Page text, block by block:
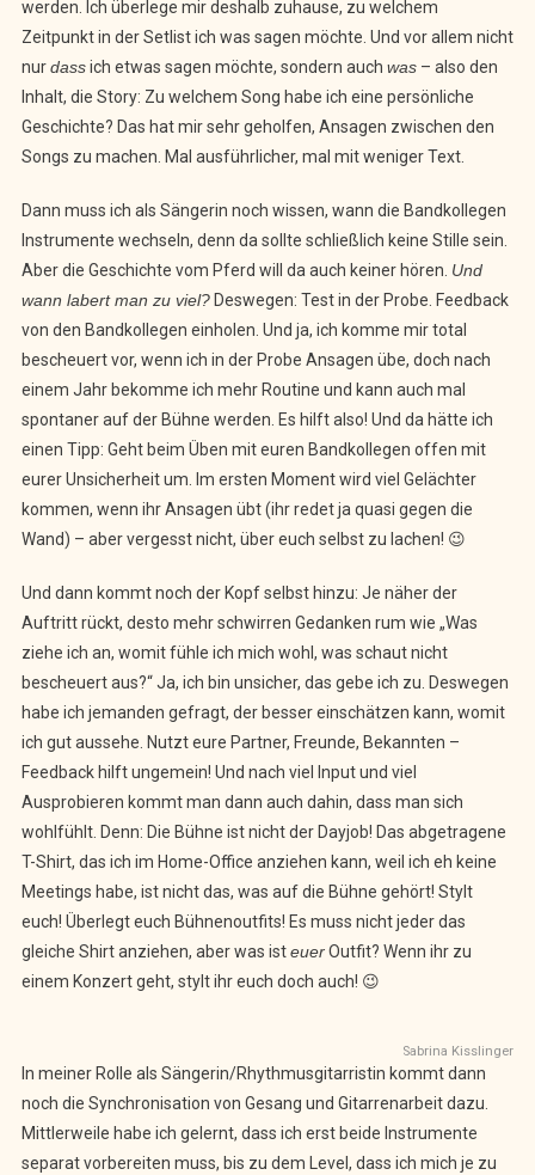
werden. Ich überlege mir deshalb zuhause, zu welchem
Zeitpunkt in der Setlist ich was sagen möchte. Und vor allem nicht
nurdassich etwas sagen möchte, sondern auch was– also den
Inhalt, die Story: Zu welchem Song habe ich eine persönliche
Geschichte? Das hat mir sehr geholfen, Ansagen zwischen den
Songs zu machen. Mal ausführlicher, mal mit weniger Text.
Dann muss ich als Sängerin noch wissen, wann die Bandkollegen
Instrumente wechseln, denn da sollte schließlich keine Stille sein.
Aber die Geschichte vom Pferd will da auch keiner hören. Und
wann labert man zu viel?Deswegen: Test in der Probe. Feedback
von den Bandkollegen einholen. Und ja, ich komme mir total
bescheuert vor, wenn ich in der Probe Ansagen übe, doch nach
einem Jahr bekomme ich mehr Routine und kann auch mal
spontaner auf der Bühne werden. Es hilft also! Und da hätte ich
einen Tipp: Geht beim Üben mit euren Bandkollegen offen mit
eurer Unsicherheit um. Im ersten Moment wird viel Gelächter
kommen, wenn ihr Ansagen übt (ihr redet ja quasi gegen die
Wand) – aber vergesst nicht, über euch selbst zu lachen! 😉
Und dann kommt noch der Kopf selbst hinzu: Je näher der
Auftritt rückt, desto mehr schwirren Gedanken rum wie „Was
ziehe ich an, womit fühle ich mich wohl, was schaut nicht
bescheuert aus?“ Ja, ich bin unsicher, das gebe ich zu. Deswegen
habe ich jemanden gefragt, der besser einschätzen kann, womit
ich gut aussehe. Nutzt eure Partner, Freunde, Bekannten –
Feedback hilft ungemein! Und nach viel Input und viel
Ausprobieren kommt man dann auch dahin, dass man sich
wohlfühlt. Denn: Die Bühne ist nicht der Dayjob! Das abgetragene
T-Shirt, das ich im Home-Office anziehen kann, weil ich eh keine
Meetings habe, ist nicht das, was auf die Bühne gehört! Stylt
euch! Überlegt euch Bühnenoutfits! Es muss nicht jeder das
gleiche Shirt anziehen, aber was isteuerOutfit? Wenn ihr zu
einem Konzert geht, stylt ihr euch doch auch! 😉
Sabrina Kisslinger
In meiner Rolle als Sängerin/Rhythmusgitarristin kommt dann
noch die Synchronisation von Gesang und Gitarrenarbeit dazu.
Mittlerweile habe ich gelernt, dass ich erst beide Instrumente
separat vorbereiten muss, bis zu dem Level, dass ich mich je zu